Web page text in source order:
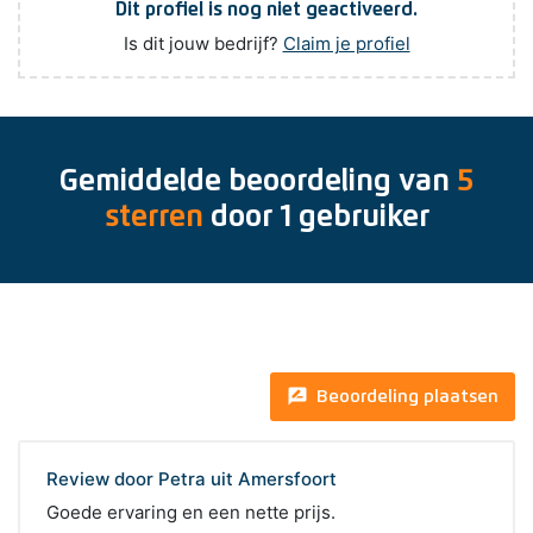
Dit profiel is nog niet geactiveerd.
Is dit jouw bedrijf? Claim je profiel
Gemiddelde beoordeling van 5
sterren door 1 gebruiker
rate_review Beoordeling plaatsen
Review door Petra uit Amersfoort
Goede ervaring en een nette prijs.